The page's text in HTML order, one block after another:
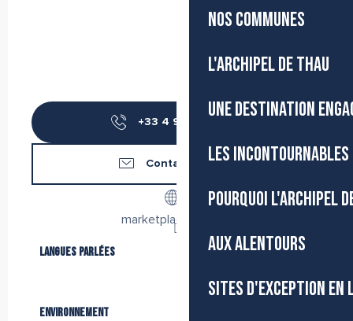
NOS COMMUNES
L'ARCHIPEL DE THAU
UNE DESTINATION
LES
POURQUOI L'ARCHIPEL
AUX ALENTOURS
SITES D'EXCEPTION EN
+33 4 99 04 76
Contactez-nous
marketplace.awoo.fr
Langues parlées
Langues parlées
Environnement
Environnement